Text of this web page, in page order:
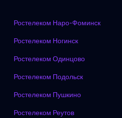
Ростелеком Наро-Фоминск
Ростелеком Ногинск
Ростелеком Одинцово
Ростелеком Подольск
Ростелеком Пушкино
Ростелеком Реутов